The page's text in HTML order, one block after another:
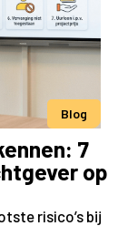
Blog
7
op
risico’s bij